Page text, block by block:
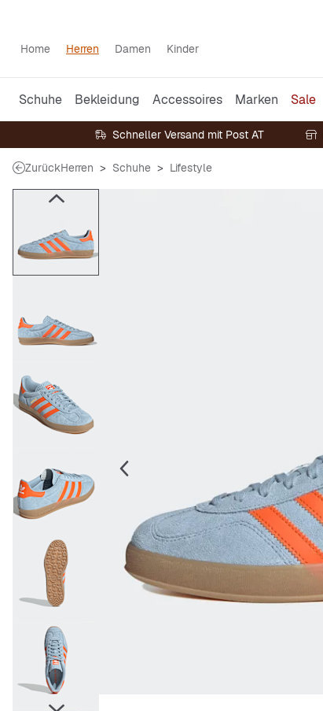
Home Herren Damen Kinder
Schuhe Bekleidung Accessoires Marken Sale
Schneller Versand mit Post AT
ZurückHerren Schuhe Lifestyle